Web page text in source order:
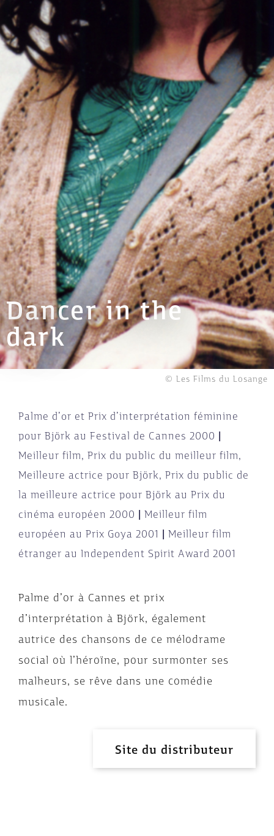
Dancer in the
dark
© Les Films du Losange
Palme d’or et Prix d’interprétation féminine
pour Björk au Festival de Cannes 2000
Meilleur film, Prix du public du meilleur film,
Meilleure actrice pour Björk, Prix du public de
la meilleure actrice pour Björk au Prix du
cinéma européen 2000
Meilleur film
européen au Prix Goya 2001
Meilleur film
étranger au Independent Spirit Award 2001
Palme d’or à Cannes et prix
d’interprétation à Björk, également
autrice des chansons de ce mélodrame
social où l’héroïne, pour surmonter ses
malheurs, se rêve dans une comédie
musicale.
Site du distributeur